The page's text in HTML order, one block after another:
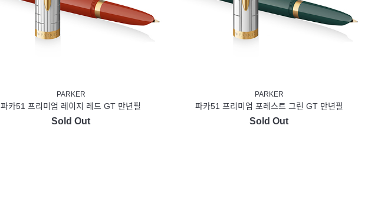
PARKER
파카51 프리미엄 레이지 레드 GT 만년필
Sold Out
PARKER
파카51 프리미엄 포레스트 그린 GT 만년필
Sold Out